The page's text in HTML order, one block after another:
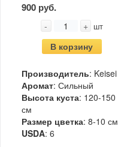
900 руб.
- + шт
В корзину
Производитель: Keisei
Аромат: Сильный
Высота куста: 120-150
см
Размер цветка: 8-10 см
USDA: 6